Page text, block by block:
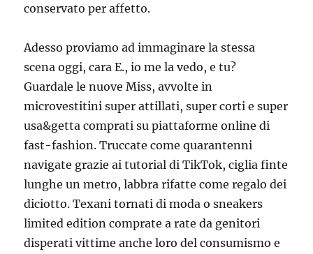
conservato per affetto.
Adesso proviamo ad immaginare la stessa
scena oggi, cara E., io me la vedo, e tu?
Guardale le nuove Miss, avvolte in
microvestitini super attillati, super corti e super
usa&getta comprati su piattaforme online di
fast-fashion. Truccate come quarantenni
navigate grazie ai tutorial di TikTok, ciglia finte
lunghe un metro, labbra rifatte come regalo dei
diciotto. Texani tornati di moda o sneakers
limited edition comprate a rate da genitori
disperati vittime anche loro del consumismo e